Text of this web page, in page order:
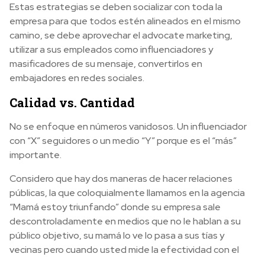
Estas estrategias se deben socializar con toda la
empresa para que todos estén alineados en el mismo
camino, se debe aprovechar el advocate marketing,
utilizar a sus empleados como influenciadores y
masificadores de su mensaje, convertirlos en
embajadores en redes sociales.
Calidad vs. Cantidad
No se enfoque en números vanidosos. Un influenciador
con “X” seguidores o un medio “Y” porque es el “más”
importante.
Considero que hay dos maneras de hacer relaciones
públicas, la que coloquialmente llamamos en la agencia
“Mamá estoy triunfando” donde su empresa sale
descontroladamente en medios que no le hablan a su
público objetivo, su mamá lo ve lo pasa a sus tías y
vecinas pero cuando usted mide la efectividad con el